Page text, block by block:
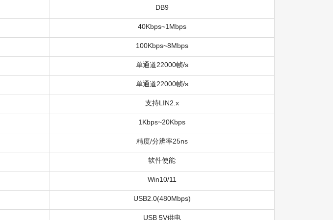
DB9
40Kbps~1Mbps
100Kbps~8Mbps
单通道22000帧/s
单通道22000帧/s
支持LIN2.x
1Kbps~20Kbps
精度/分辨率25ns
软件使能
Win10/11
USB2.0(480Mbps)
USB 5V供电